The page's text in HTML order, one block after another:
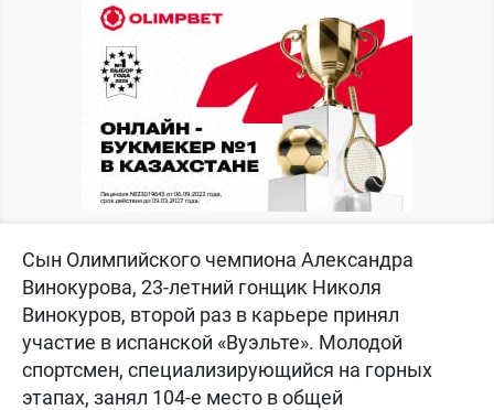
Сын Олимпийского чемпиона Александра
Винокурова, 23-летний гонщик Николя
Винокуров, второй раз в карьере принял
участие в испанской «Вуэльте». Молодой
спортсмен, специализирующийся на горных
этапах, занял 104-е место в общей